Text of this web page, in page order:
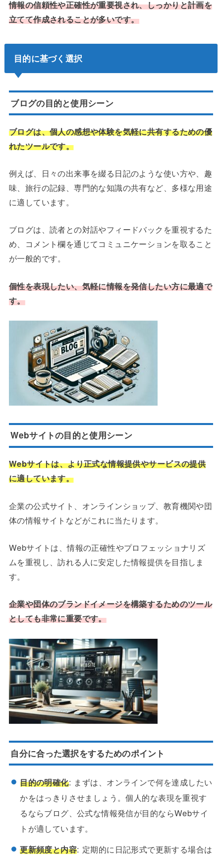
情報の信頼性や正確性が重要視され、しっかりと計画を
立てて作成されることが多いです。
目的に基づく選択
ブログの目的と使用シーン
ブログは、個人の感想や体験を気軽に共有するための優
れたツールです。
例えば、日々の出来事を綴る日記のような使い方や、趣
味、旅行の記録、専門的な知識の共有など、多様な用途
に適しています。
ブログは、読者との対話やフィードバックを重視するた
め、コメント欄を通じてコミュニケーションを取ること
が一般的です。
個性を表現したい、気軽に情報を発信したい方に最適で
す。
Webサイトの目的と使用シーン
Webサイトは、より正式な情報提供やサービスの提供
に適しています。
企業の公式サイト、オンラインショップ、教育機関や団
体の情報サイトなどがこれに当たります。
Webサイトは、情報の正確性やプロフェッショナリズ
ムを重視し、訪れる人に安定した情報提供を目指しま
す。
企業や団体のブランドイメージを構築するためのツール
としても非常に重要です。
自分に合った選択をするためのポイント
目的の明確化: まずは、オンラインで何を達成したい
かをはっきりさせましょう。個人的な表現を重視す
るならブログ、公式な情報発信が目的ならWebサイ
トが適しています。
更新頻度と内容: 定期的に日記形式で更新する場合は